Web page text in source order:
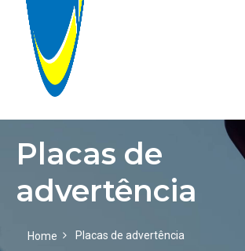
HOME
EMPRESA
GALERIA
Placas de
advertência
Home Placas de advertência